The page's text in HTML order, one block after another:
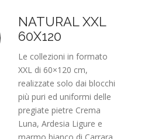
NATURAL XXL
60X120
Le collezioni in formato
XXL di 60×120 cm,
realizzate solo dai blocchi
più puri ed uniformi delle
pregiate pietre Crema
Luna, Ardesia Ligure e